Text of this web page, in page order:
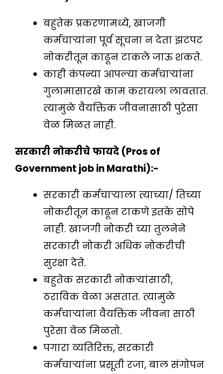
बहुतेक प्रकरणामध्ये, खाजगी
कर्मचार्‍यांना पूर्व सूचना न देता झटपट
नोकरीतून काढून टाकले जाऊ शकते.
काही कंपन्या आपल्या कर्मचाऱ्यांना
गुलामासारखे काम करायला लावतात.
त्यामुळे वैयक्तिक जीवनासाठी पुरेसा
वेळ मिळत नाही.
सरकारीनोकरीचेफायदे (Pros of
Government job in Marathi):-
सरकारी कर्मचाऱ्याला त्याच्या/ तिच्या
नोकरीतून काढून टाकणे इतके सोपे
नाही. खाजगी नोकरी च्या तुलनेने
सरकारी नोकरी अधिक नोकरीची
सुरक्षा देते.
बहुतेक सरकारी नोकऱ्यांसाठी,
ठराविक वेळा असतात. त्यामुळे
कर्मचाऱ्यांना वैयक्तिक जीवना साठी
पुरेसा वेळ मिळतो.
पगारा व्यतिरिक्त, सरकारी
कर्मचाऱ्यांना प्रसूती रजा, बाल संगोपन